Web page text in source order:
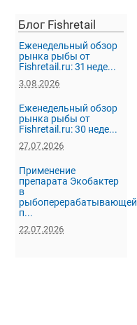
Блог Fishretail
Еженедельный обзор
рынка рыбы от
Fishretail.ru: 31 неде...
3.08.2026
Еженедельный обзор
рынка рыбы от
Fishretail.ru: 30 неде...
27.07.2026
Применение
препарата Экобактер
в
рыбоперерабатывающей
п...
22.07.2026